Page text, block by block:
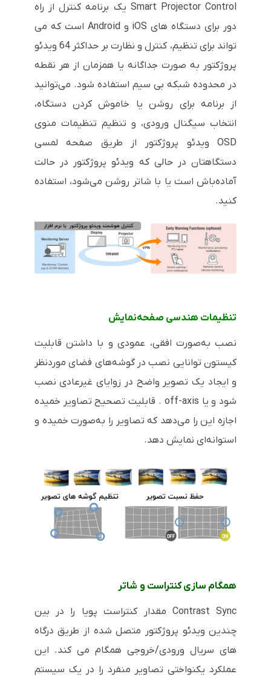
Smart Projector Control یک برنامه کنترل از راه
دور برای دستگاه های iOS و Android است که می
تواند برای تنظیم، کنترل و نظارت بر حداکثر 64 ویدئو
پروژکتور به صورت جداگانه یا همزمان از هر نقطه
در محدوده شبکه بی سیم استفاده شود. می‌توانید
از برنامه برای روشن یا خاموش کردن دستگاه،
انتخاب سیگنال ورودی، و تنظیم تنظیمات منوی
OSD ویدئو پروژکتور از طریق صفحه لمسی
دستگاهتان در حالی که ویدئو پروژکتور در حالت
آماده‌باش است یا با شاتر روشن می‌شود، استفاده
کنید.
تنظیمات هندسی صفحه‌نمایش
نصب به‌صورت افقی، عمودی و با داشتن قابلیت
کیستون توانایی نصب در گوشه‌های فضای موردنظر
و ایجاد یک تصویر واضح در زوایای غیرعادی نصب
شود و یا off-axis . قابلیت تصحیح تصاویر خمیده
اجازه این را می‌دهد که تصاویر را به‌صورت خمیده و
استوانه‌ای نمایش دهد.
همگام سازی کنتراست و شاتر
Contrast Sync مقدار کنتراست پویا را در بین
چندین ویدئو پروژکتور متصل شده از طریق درگاه
های سریال ورودی/خروجی همگام می کند. این
عملکرد یکنواختی تصاویر منفرد را در یک سیستم